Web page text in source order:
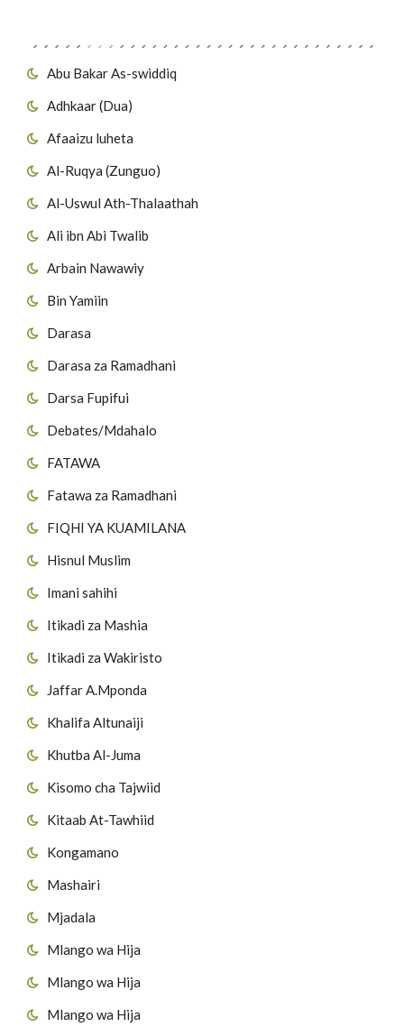
Abu Bakar As-swiddiq
Adhkaar (Dua)
Afaaizu luheta
Al-Ruqya (Zunguo)
Al-Uswul Ath-Thalaathah
Ali ibn Abi Twalib
Arbain Nawawiy
Bin Yamiin
Darasa
Darasa za Ramadhani
Darsa Fupifui
Debates/Mdahalo
FATAWA
Fatawa za Ramadhani
FIQHI YA KUAMILANA
Hisnul Muslim
Imani sahihi
Itikadi za Mashia
Itikadi za Wakiristo
Jaffar A.Mponda
Khalifa Altunaiji
Khutba Al-Juma
Kisomo cha Tajwiid
Kitaab At-Tawhiid
Kongamano
Mashairi
Mjadala
Mlango wa Hija
Mlango wa Hija
Mlango wa Hija